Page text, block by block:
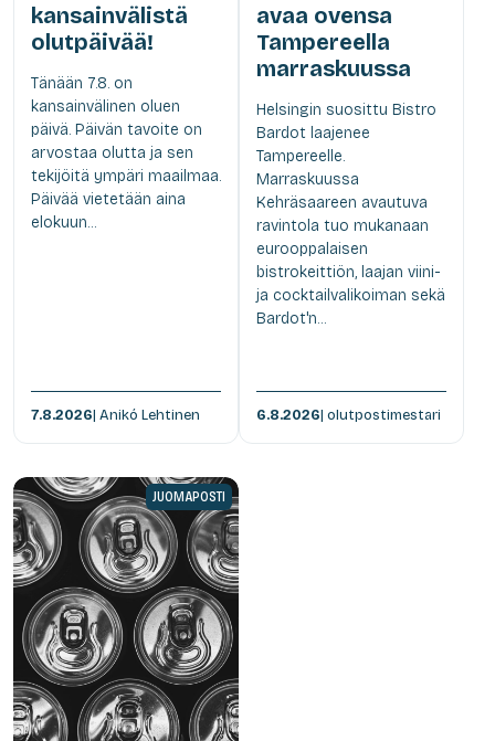
kansainvälistä
olutpäivää!
Tänään 7.8. on
kansainvälinen oluen
päivä. Päivän tavoite on
arvostaa olutta ja sen
tekijöitä ympäri maailmaa.
Päivää vietetään aina
elokuun...
7.8.2026| Anikó Lehtinen
avaa ovensa
Tampereella
marraskuussa
Helsingin suosittu Bistro
Bardot laajenee
Tampereelle.
Marraskuussa
Kehräsaareen avautuva
ravintola tuo mukanaan
eurooppalaisen
bistrokeittiön, laajan viini-
ja cocktailvalikoiman sekä
Bardot'n...
6.8.2026| olutpostimestari
JUOMAPOSTI